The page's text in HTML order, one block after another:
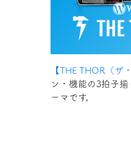
【THE THOR（ザ
ン・機能の3拍子
ーマです。